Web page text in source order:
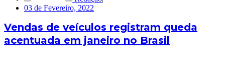
03 de Fevereiro, 2022
Vendas de veículos registram queda
acentuada em janeiro no Brasil